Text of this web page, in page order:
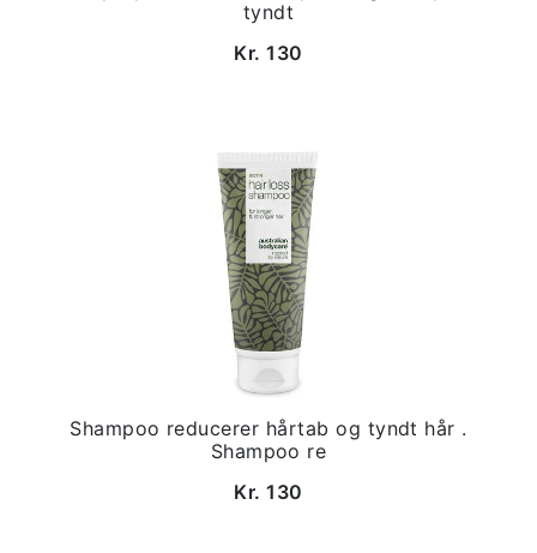
tyndt
Kr. 130
Shampoo reducerer hårtab og tyndt hår .
Shampoo re
Kr. 130